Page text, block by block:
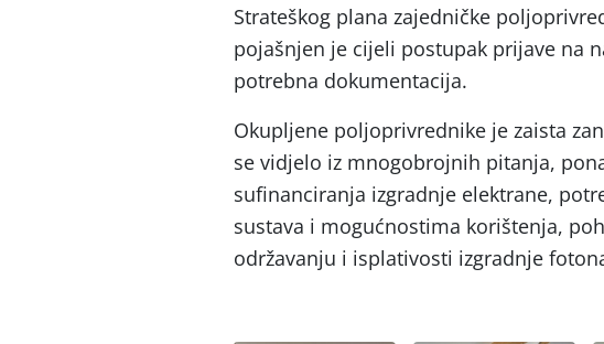
Strateškog plana zajedničke
pojašnjen je cijeli postupak prijave na
potrebna dokumentacija.
Okupljene poljoprivrednike je zaista
se vidjelo iz mnogobrojnih pitanja,
sufinanciranja izgradnje elektrane,
sustava i mogućnostima korištenja,
održavanju i isplativosti izgradnje